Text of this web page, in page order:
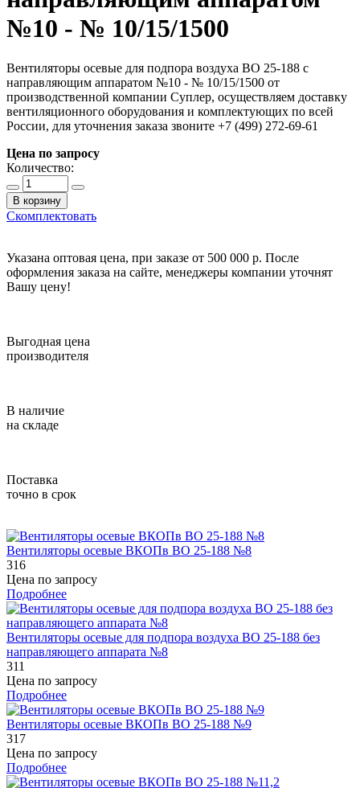
№10 - № 10/15/1500
Вентиляторы осевые для подпора воздуха ВО 25-188 с
направляющим аппаратом №10 - № 10/15/1500 от
производственной компании Суплер, осуществляем доставку
вентиляционного оборудования и комплектующих по всей
России, для уточнения заказа звоните +7 (499) 272-69-61
Цена по запросу
Количество:
В корзину
Скомплектовать
Указана оптовая цена, при заказе от 500 000 р. После
оформления заказа на сайте, менеджеры компании уточнят
Вашу цену!
Выгодная цена
производителя
В наличие
на складе
Поставка
точно в срок
Вентиляторы осевые ВКОПв ВО 25-188 №8
316
Цена по запросу
Подробнее
Вентиляторы осевые для подпора воздуха ВО 25-188 без
направляющего аппарата №8
311
Цена по запросу
Подробнее
Вентиляторы осевые ВКОПв ВО 25-188 №9
317
Цена по запросу
Подробнее